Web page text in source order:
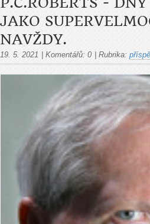
JAKO
NAVŽDY.
19. 5. 2021 Komentářů: 0 Rubrika: